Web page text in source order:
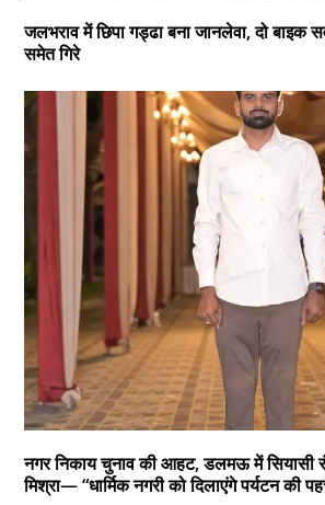
जलभराव में छिपा गड्ढा बना जानलेवा, दो बाइक
समेत गिरे
नगर निकाय चुनाव की आहट, डलमऊ में सियासी
मिश्रा— “धार्मिक नगरी को दिलाएंगे पर्यटन की